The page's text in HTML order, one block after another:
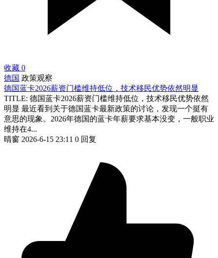
收藏 0
德国 政策观察
德国蓝卡2026薪资门槛维持低位，技术移民优势依然明显
TITLE: 德国蓝卡2026薪资门槛维持低位，技术移民优势依然
明显 最近看到关于德国蓝卡最新政策的讨论，发现一个挺有
意思的现象。2026年德国的蓝卡年薪要求基本没变，一般职业
维持在4...
晴窗 2026-6-15 23:11 0 回复